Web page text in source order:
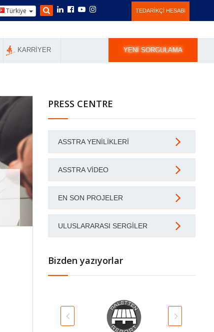
Türkiye TEDARIKÇI HESABI
KARRIYER YENI SORGULAMA
PRESS CENTRE
ASSTRA YENILIKLERI
ASSTRA VIDEO
EN SON PROJELER
ULUSLARARASI SERGILER
Bizden yazıyorlar